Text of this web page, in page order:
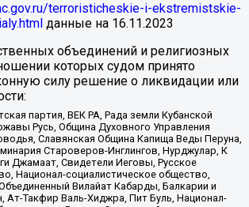
terroristicheskie-i-ekstremistskie-
данные на 16.11.2023
объединений и религиозных
которых судом принято
силу решение о ликвидации или
партия, ВЕК РА, Рада земли Кубанской
Русь, Община Духовного Управления
Славянская Община Капища Веды Перуна,
Староверов-Инглингов, Нурджулар, К
Джамаат, Свидетели Иеговы, Русское
Национал-социалистическое общество,
Вилайат Кабарды, Балкарии и
Ат-Такфир Валь-Хиджра, Пит Буль, Национал-